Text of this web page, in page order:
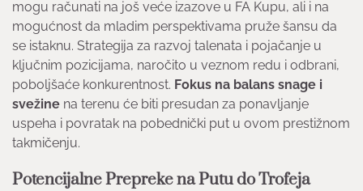
mogu računati na još veće izazove u FA Kupu, ali i na
mogućnost da mladim perspektivama pruže šansu da
se istaknu. Strategija za razvoj talenata i pojačanje u
ključnim pozicijama, naročito u veznom redu i odbrani,
poboljšaće konkurentnost. Fokus na balans snage i
svežine na terenu će biti presudan za ponavljanje
uspeha i povratak na pobednički put u ovom prestižnom
takmičenju.
Potencijalne Prepreke na Putu do Trofeja